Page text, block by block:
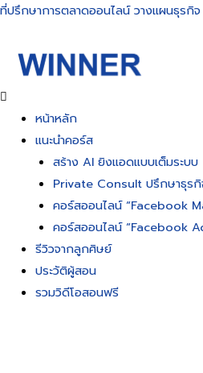
Skip
content
ที่ปรึกษาการตลาดออนไลน์ วางแผนธุรกิ
หน้าหลัก
แนะนำคอร์ส
สร้าง AI ยิงแอดแบบเต็มระบบ
Private Consult ปรึกษาธุร
คอร์สออนไลน์ “Facebook
คอร์สออนไลน์ “Facebook
รีวิวจากลูกศิษย์
ประวัติผู้สอน
รวมวิดีโอสอนฟรี